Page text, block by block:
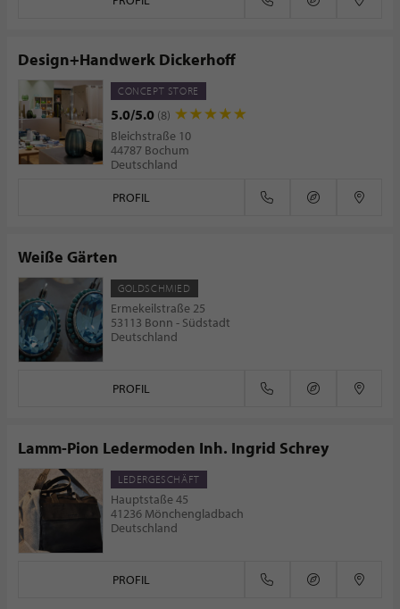
Design+Handwerk Dickerhoff
CONCEPT STORE
5.0/5.0 (8)
Bleichstraße 10
44787 Bochum
Deutschland
PROFIL
Weiße Gärten
GOLDSCHMIED
Ermekeilstraße 25
53113 Bonn - Südstadt
Deutschland
PROFIL
Lamm-Pion Ledermoden Inh. Ingrid Schrey
LEDERGESCHÄFT
Hauptstaße 45
41236 Mönchengladbach
Deutschland
PROFIL